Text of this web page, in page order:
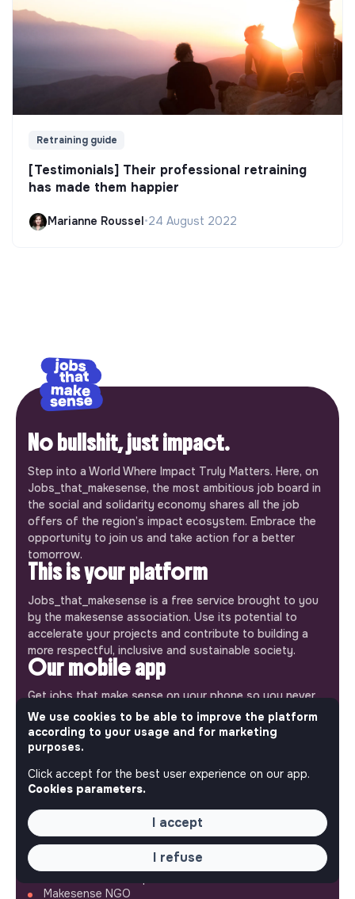
Retraining guide
[Testimonials] Their professional retraining
has made them happier
Marianne Roussel •24 August 2022
No bullshit, just impact.
Step into a World Where Impact Truly Matters. Here, on
Jobs_that_makesense, the most ambitious job board in
the social and solidarity economy shares all the job
offers of the region’s impact ecosystem. Embrace the
opportunity to join us and take action for a better
tomorrow.
This is your platform
Jobs_that_makesense is a free service brought to you
by the makesense association. Use its potential to
accelerate your projects and contribute to building a
more respectful, inclusive and sustainable society.
Our mobile app
Get jobs that make sense on your phone so you never
miss an opportunity.
iPhone
ABOUT
Makesense NGO
We use cookies to be able to improve the platform
according to your usage and for marketing
purposes.
Click accept for the best user experience on our app.
Cookies parameters.
I accept
I refuse